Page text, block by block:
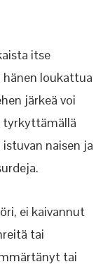
itse
hänen loukattua
järkeä voi
tyrkyttämällä
naisen ja
ei kaivannut
tai
tai